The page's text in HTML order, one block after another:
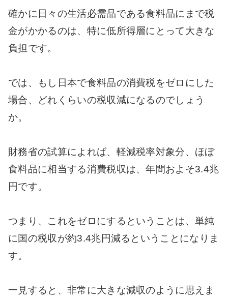
確かに日々の生活必需品である食料品にまで税
金がかかるのは、特に低所得層にとって大きな
負担です。
では、もし日本で食料品の消費税をゼロにした
場合、どれくらいの税収減になるのでしょう
か。
財務省の試算によれば、軽減税率対象分、ほぼ
食料品に相当する消費税収は、年間およそ3.4兆
円です。
つまり、これをゼロにするということは、単純
に国の税収が約3.4兆円減るということになりま
す。
一見すると、非常に大きな減収のように思えま